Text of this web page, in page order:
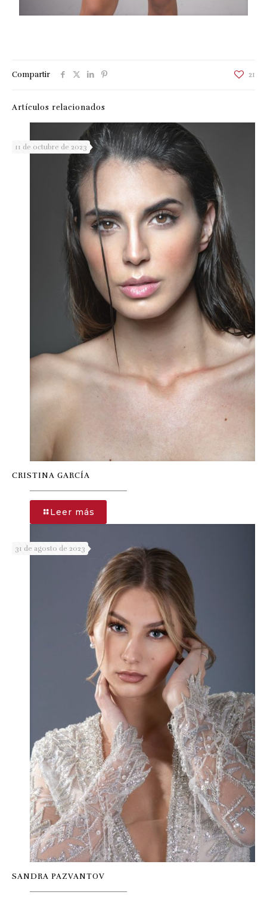
Compartir 21
Artículos relacionados
11 de octubre de 2023
CRISTINA GARCÍA
Leer más
CRISTINA
31 de agosto de 2023
SANDRA PAZVANTOV